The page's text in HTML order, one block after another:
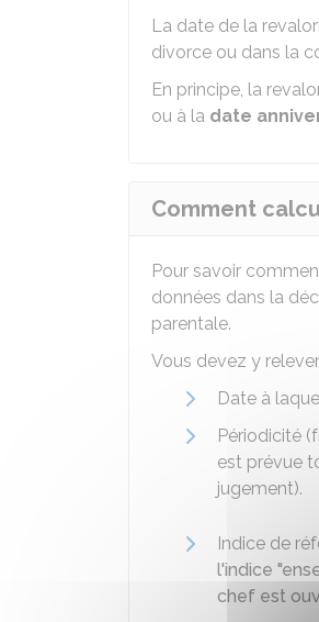
La date de la
divorce ou dans la
En principe, la
ou à la date
Comment
Pour savoir
données dans la
parentale.
Vous devez y
Date à
Périodicité
est prévue
jugement).
Indice de
l'indice
chef est